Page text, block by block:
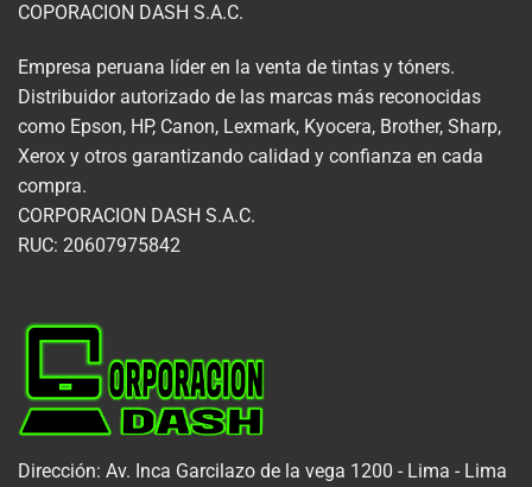
COPORACION DASH S.A.C.
Empresa peruana líder en la venta de tintas y tóners.
Distribuidor autorizado de las marcas más reconocidas
como Epson, HP, Canon, Lexmark, Kyocera, Brother, Sharp,
Xerox y otros garantizando calidad y confianza en cada
compra.
CORPORACION DASH S.A.C.
RUC: 20607975842
Dirección: Av. Inca Garcilazo de la vega 1200 - Lima - Lima